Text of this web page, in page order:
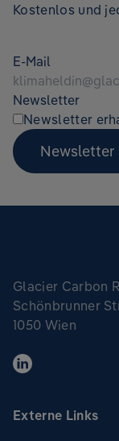
Kostenlos und
E-Mail
Newsletter
Newsletter
Newsletter
Glacier Carbon
Schönbrunner
1050 Wien
Externe Links